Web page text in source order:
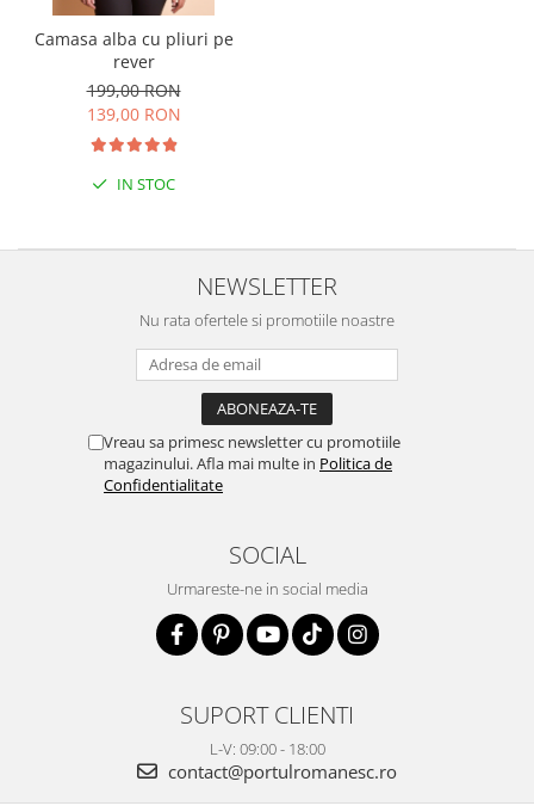
Camasa alba cu pliuri pe
rever
199,00 RON
139,00 RON
IN STOC
NEWSLETTER
Nu rata ofertele si promotiile noastre
Vreau sa primesc newsletter cu promotiile
magazinului. Afla mai multe in Politica de
Confidentialitate
SOCIAL
Urmareste-ne in social media
SUPORT CLIENTI
L-V: 09:00 - 18:00
contact@portulromanesc.ro